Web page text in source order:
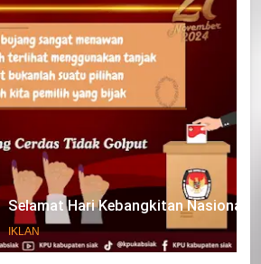
Selamat Hari Kebangkitan Nasional
IKLAN